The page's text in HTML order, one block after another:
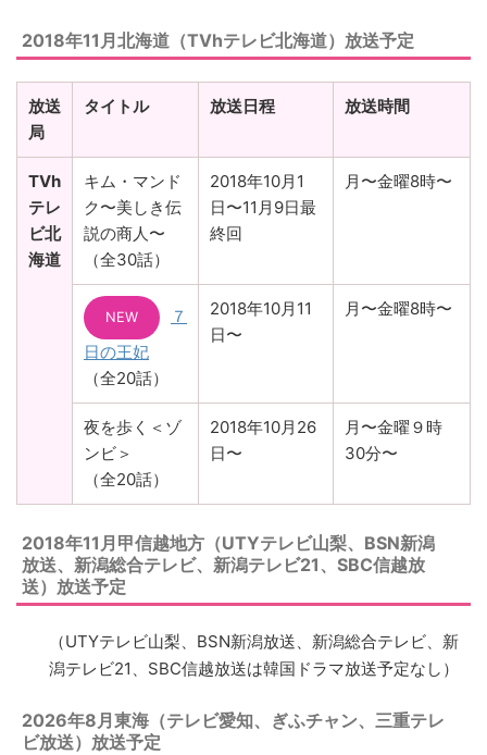
2018年11月北海道（TVhテレビ北海道）放送予定
放送
局
タイトル 放送日程 放送時間
TVh
テレ
ビ北
海道
キム・マンド
ク〜美しき伝
説の商人〜
（全30話）
2018年10月1
日〜11月9日最
終回
月〜金曜8時〜
NEW
７
日の王妃
（全20話）
2018年10月11
日〜
月〜金曜8時〜
夜を歩く＜ゾ
ンビ＞
（全20話）
2018年10月26
日〜
月〜金曜９時
30分〜
2018年11月甲信越地方（UTYテレビ山梨、BSN新潟
放送、新潟総合テレビ、新潟テレビ21、SBC信越放
送）放送予定
（UTYテレビ山梨、BSN新潟放送、新潟総合テレビ、新
潟テレビ21、SBC信越放送は韓国ドラマ放送予定なし）
2026年8月東海（テレビ愛知、ぎふチャン、三重テレ
ビ放送）放送予定